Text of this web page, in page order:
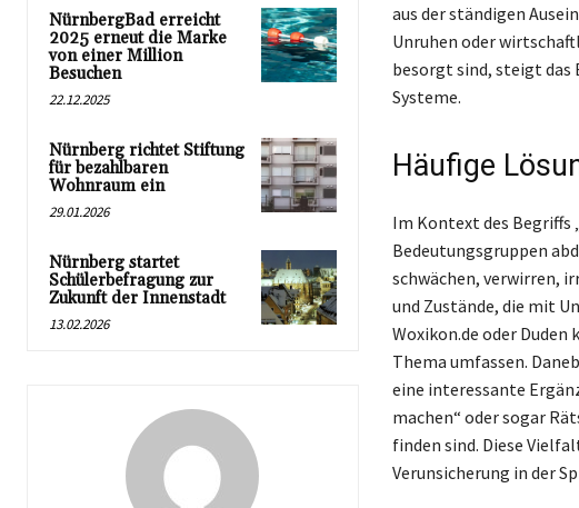
NürnbergBad erreicht
2025 erneut die Marke
von einer Million
Besuchen
22.12.2025
Nürnberg richtet Stiftung
für bezahlbaren
Wohnraum ein
29.01.2026
Nürnberg startet
Schülerbefragung zur
Zukunft der Innenstadt
13.02.2026
aus der ständigen
Unruhen oder
besorgt sind, steigt das
Systeme.
Häufige
Im Kontext des Begriffs
Bedeutungsgruppen
schwächen, verwirren,
und Zustände, die mit
Woxikon.de oder
Thema umfassen.
eine interessante
machen“ oder sogar
finden sind. Diese
Verunsicherung in der